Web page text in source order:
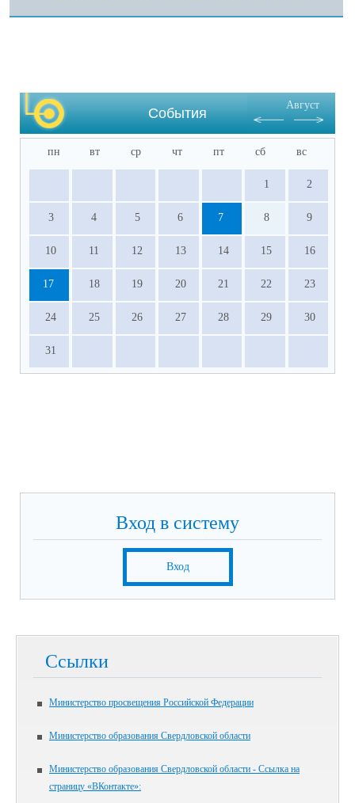
События
Август
пн вт ср чт пт сб вс
1 2
3 4 5 6 7 8 9
10 11 12 13 14 15 16
17 18 19 20 21 22 23
24 25 26 27 28 29 30
31
Вход в систему
Вход
Ссылки
Министерство просвещения Российской Федерации
Министерство образования Свердловской области
Министерство образования Свердловской области - Ссылка на
страницу «ВКонтакте»: